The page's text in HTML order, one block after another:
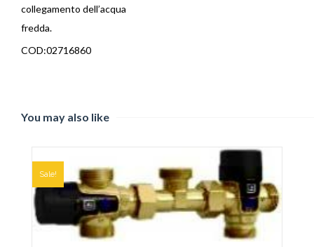
collegamento dell’acqua
fredda.
COD:02716860
You may also like
Sale!